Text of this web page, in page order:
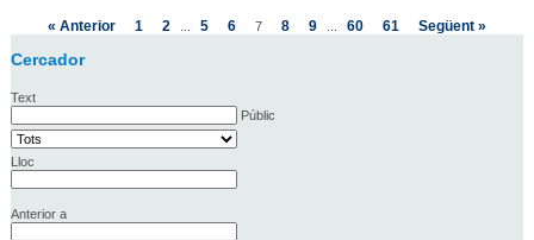
« Anterior 1 2 5 6 7 8 9 60 61 Següent »
Cercador
Text
Públic
Lloc
Anterior a